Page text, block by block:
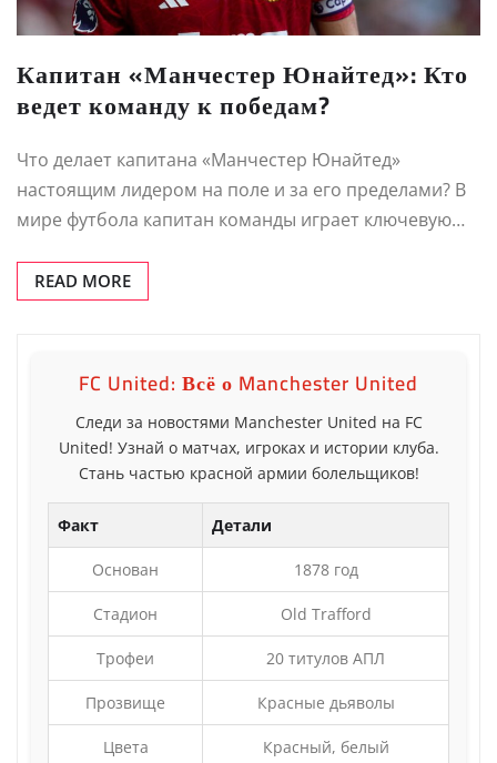
Капитан «Манчестер Юнайтед»: Кто
ведет команду к победам?
Что делает капитана «Манчестер Юнайтед»
настоящим лидером на поле и за его пределами? В
мире футбола капитан команды играет ключевую…
READ MORE
FC United: Всё о Manchester United
Следи за новостями Manchester United на FC
United! Узнай о матчах, игроках и истории клуба.
Стань частью красной армии болельщиков!
Факт Детали
Основан 1878 год
Стадион Old Trafford
Трофеи 20 титулов АПЛ
Прозвище Красные дьяволы
Цвета Красный, белый